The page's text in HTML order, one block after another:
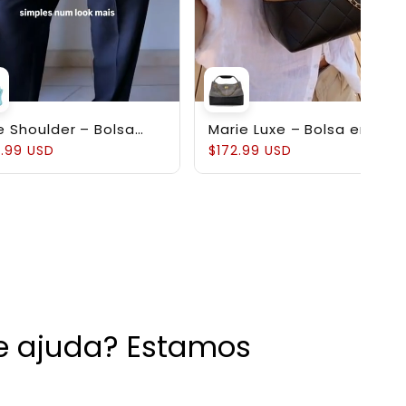
Shoulder – Bolsa
em Couro
USD
Marie Luxe – Bolsa em
Couro Genuíno
$172.99 USD
ajuda? Estamos